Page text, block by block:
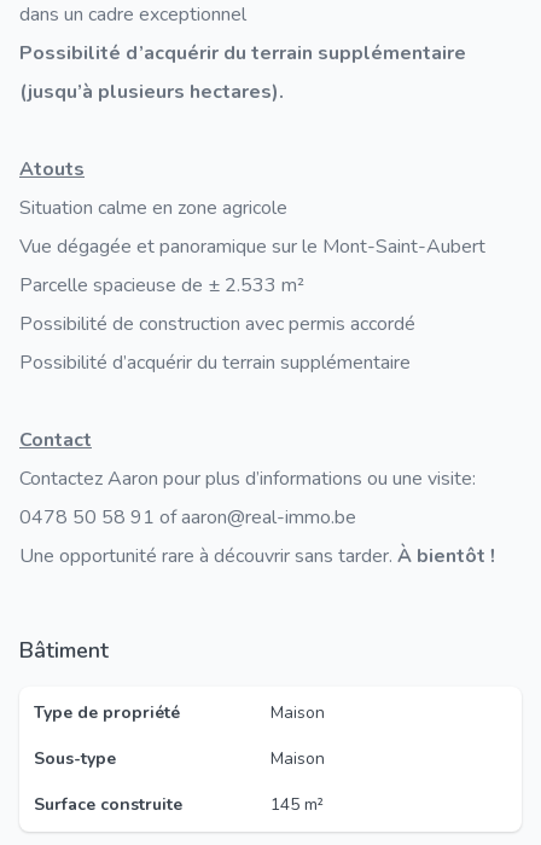
dans un cadre exceptionnel
Possibilité d’acquérir du terrain supplémentaire
(jusqu’à plusieurs hectares).
Atouts
Situation calme en zone agricole
Vue dégagée et panoramique sur le Mont-Saint-Aubert
Parcelle spacieuse de ± 2.533 m²
Possibilité de construction avec permis accordé
Possibilité d’acquérir du terrain supplémentaire
Contact
Contactez Aaron pour plus d’informations ou une visite:
0478 50 58 91 of aaron@real-immo.be
Une opportunité rare à découvrir sans tarder. À bientôt !
Bâtiment
Type de propriété
Maison
Sous-type
Maison
Surface construite
145 m²